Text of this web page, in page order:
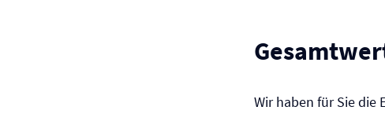
Wir haben für Sie die